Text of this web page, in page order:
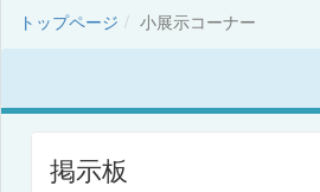
トップページ 小展示コーナー
掲示板